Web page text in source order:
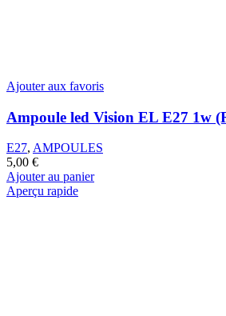
Ajouter aux favoris
Ampoule led Vision EL E27 1w
E27, AMPOULES
5,00 €
Ajouter au panier
Aperçu rapide